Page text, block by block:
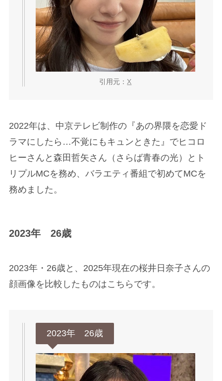
引用元：X
2022年は、中京テレビ制作の『あの界隈を恋愛ド
ラマにしたら…不覚にもキュンときた』でヒコロ
ヒーさんと森田哲矢さん（さらば青春の光）とト
リプルMCを務め、バラエティ番組で初めてMCを
務めました。
2023年 26歳
2023年・26歳と、2025年現在の桜井日奈子さんの
顔画像を比較したものはこちらです。
2023年 26歳